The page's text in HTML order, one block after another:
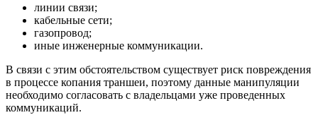
линии связи;
кабельные сети;
газопровод;
иные инженерные коммуникации.
В связи с этим обстоятельством существует риск повреждения
в процессе копания траншеи, поэтому данные манипуляции
необходимо согласовать с владельцами уже проведенных
коммуникаций.